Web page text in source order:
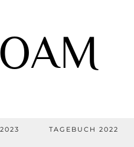
TAGEBUCH 2022